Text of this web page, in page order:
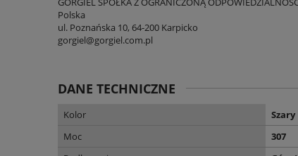
Polska
ul. Poznańska 10, 64-200 Karpicko
gorgiel@gorgiel.com.pl
DANE TECHNICZNE
Kolor
Szary
Moc
307